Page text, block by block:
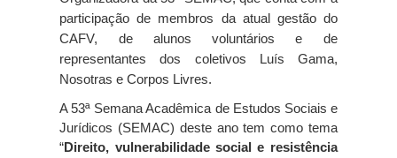
participação de membros da atual gestão do
CAFV, de alunos voluntários e de
representantes dos coletivos Luís Gama,
Nosotras e Corpos Livres.
A 53ª Semana Acadêmica de Estudos Sociais e
Jurídicos (SEMAC) deste ano tem como tema
“Direito, vulnerabilidade social e resistência